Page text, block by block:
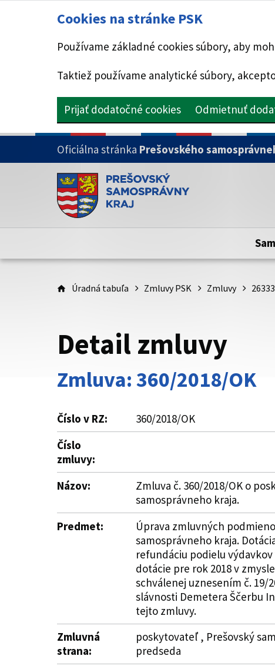
Cookies na stránke PSK
Používame základné cookies súbory, aby
Taktiež používame analytické súbory,
Prijať dodatočné cookies Odmietnuť
PRESKOČIŤ NA HLAVNÝ OBSAH
Oficiálna stránka Prešovského
Doména psk.sk je oficiálna
Toto je oficiálna webová stránka Prešovského
Úradná tabuľa Zmluvy PSK Zmluvy
Detail zmluvy
Zmluva: 360/2018/OK
Číslo v RZ:
360/2018/OK
Číslo
zmluvy:
Názov:
Zmluva č. 360/2018/OK o
samosprávneho kraja.
Predmet:
Úprava zmluvných
samosprávneho kraja.
refundáciu podielu
dotácie pre rok 2018 v
schválenej uznesením č. 19/
slávnosti Demetera Ščerbu
tejto zmluvy.
Zmluvná
strana:
poskytovateľ , Prešovský
predseda